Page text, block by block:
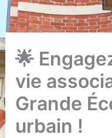
🌟
vie
Grande
urbain !